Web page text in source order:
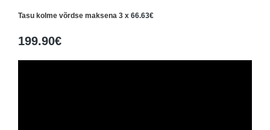
Tasu kolme võrdse maksena 3 x 66.63€
199.90€